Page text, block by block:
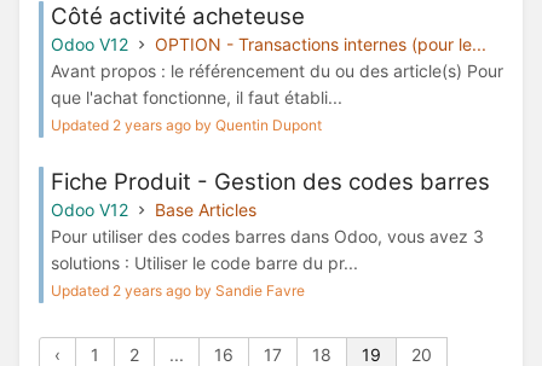
Côté activité acheteuse
Odoo V12
OPTION - Transactions internes (pour le...
Avant propos : le référencement du ou des article(s) Pour
que l'achat fonctionne, il faut établi...
Updated 2 years ago by Quentin Dupont
Fiche Produit - Gestion des codes barres
Odoo V12
Base Articles
Pour utiliser des codes barres dans Odoo, vous avez 3
solutions : Utiliser le code barre du pr...
Updated 2 years ago by Sandie Favre
‹ 1 2 ... 16 17 18 19
20